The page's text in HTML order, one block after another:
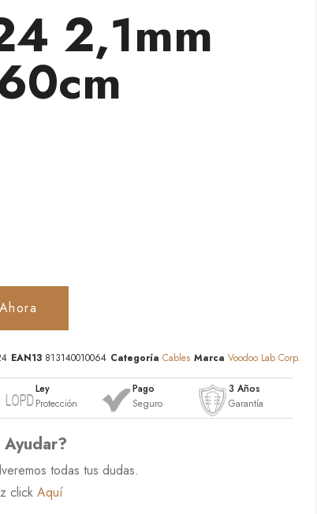
2,1mm
EAN13 813140010064 Categoría Cables Marca Voodoo Lab Corp.
Ley
Protección
Pago
Seguro
3 Años
Garantía
Ayudar?
todas tus dudas.
clickAquí